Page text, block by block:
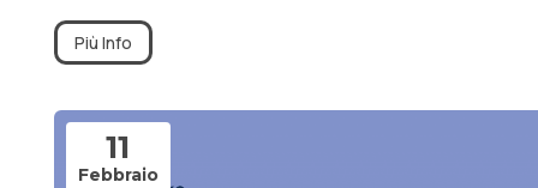
Più Info
11
Febbraio